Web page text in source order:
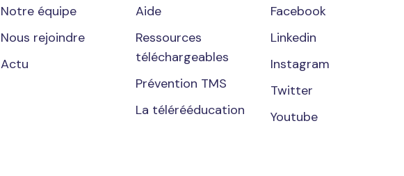
Notre équipe
Nous rejoindre
Actu
Aide
Ressources
téléchargeables
Prévention TMS
La télérééducation
Facebook
Linkedin
Instagram
Twitter
Youtube